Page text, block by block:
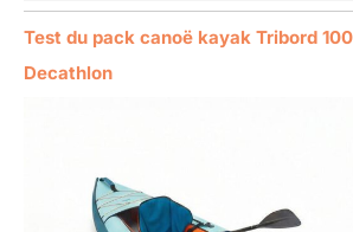
Test du pack canoë kayak Tribord
Decathlon